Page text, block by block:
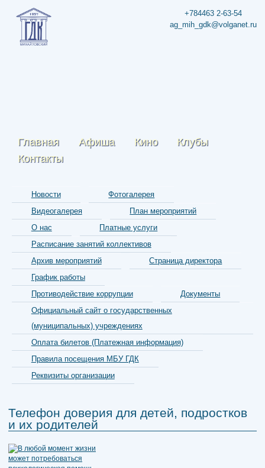
+784463 2-63-54
ag_mih_gdk@volganet.ru
Главная Афиша Кино
Клубы
Контакты
Новости
Фотогалерея
Видеогалерея
План мероприятий
О нас
Платные услуги
Расписание занятий коллективов
Архив мероприятий
Страница директора
График работы
Противодействие коррупции
Документы
Официальный сайт о государственных
(муниципальных) учреждениях
Оплата билетов (Платежная информация)
Правила посещения МБУ ГДК
Реквизиты организации
Телефон доверия для детей, подростков
и их родителей